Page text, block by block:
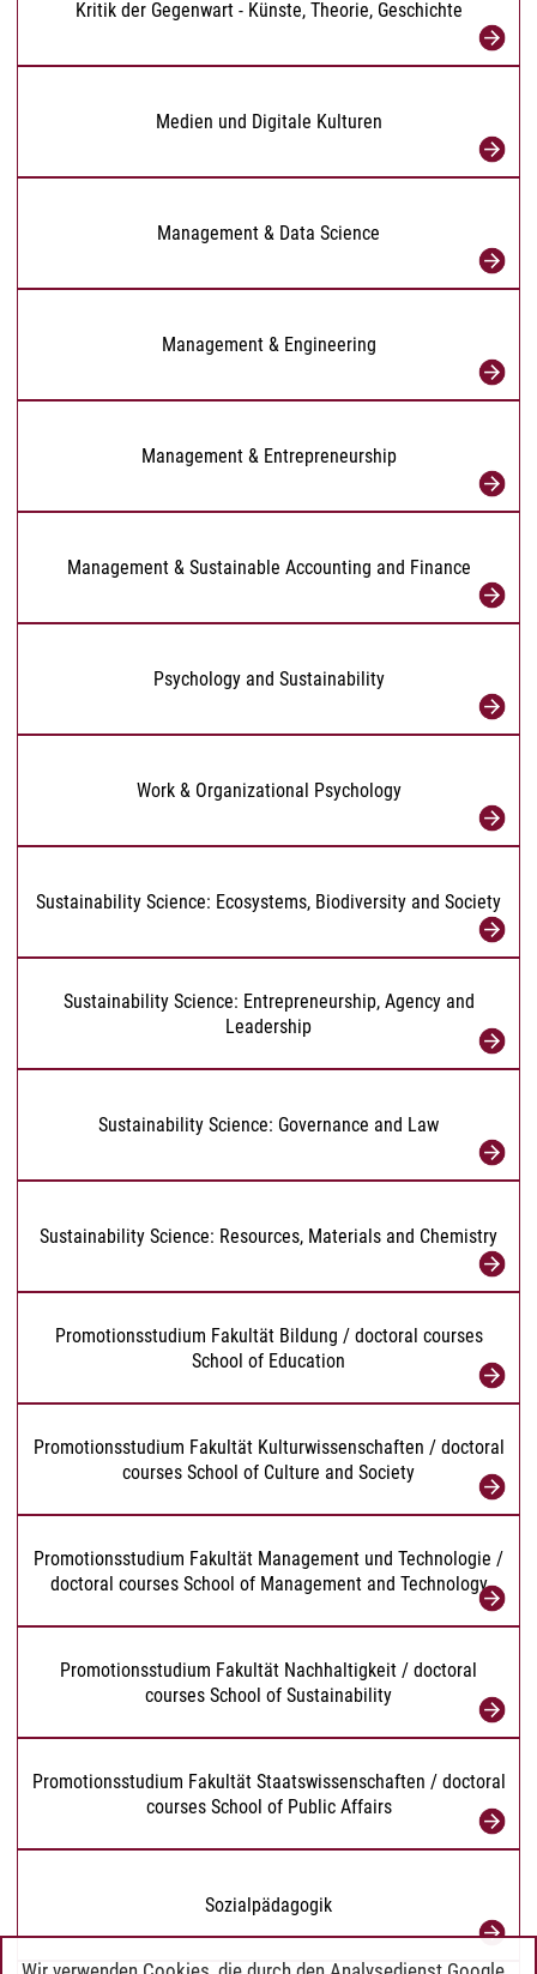
Kritik der Gegenwart - Künste, Theorie, Geschichte
Medien und Digitale Kulturen
Management & Data Science
Management & Engineering
Management & Entrepreneurship
Management & Sustainable Accounting and Finance
Psychology and Sustainability
Work & Organizational Psychology
Sustainability Science: Ecosystems, Biodiversity and Society
Sustainability Science: Entrepreneurship, Agency and
Leadership
Sustainability Science: Governance and Law
Sustainability Science: Resources, Materials and Chemistry
Promotionsstudium Fakultät Bildung / doctoral courses
School of Education
Promotionsstudium Fakultät Kulturwissenschaften / doctoral
courses School of Culture and Society
Promotionsstudium Fakultät Management und Technologie /
doctoral courses School of Management and Technology
Promotionsstudium Fakultät Nachhaltigkeit / doctoral
courses School of Sustainability
Promotionsstudium Fakultät Staatswissenschaften / doctoral
courses School of Public Affairs
Sozialpädagogik